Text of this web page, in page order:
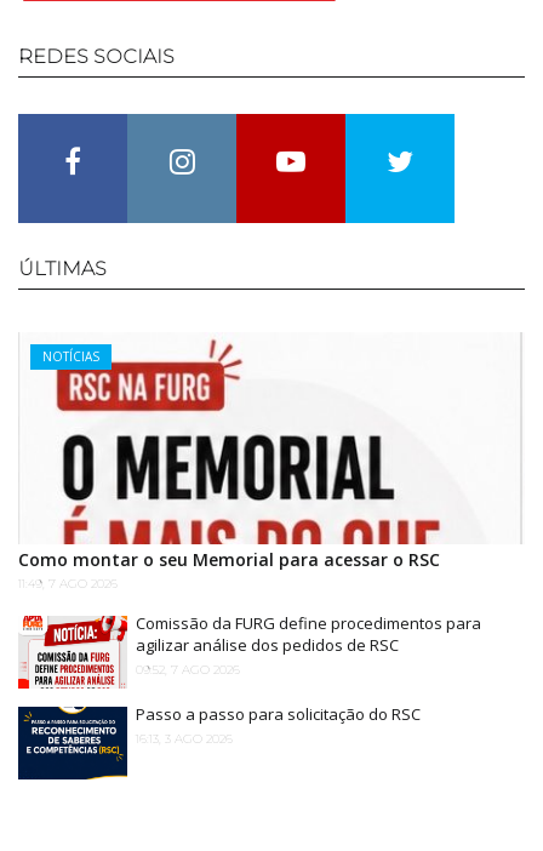
REDES SOCIAIS
Instagram Youtube
ÚLTIMAS
Categories
NOTÍCIAS
Como montar o seu Memorial para acessar o RSC
11:49, 7 AGO 2026
Comissão da FURG define procedimentos para
agilizar análise dos pedidos de RSC
09:52, 7 AGO 2026
Passo a passo para solicitação do RSC
16:13, 3 AGO 2026